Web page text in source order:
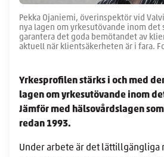
Pekka Ojaniemi, överinspektör vid
nya lagen om yrkesutövande inom det
garantera det goda bemötandet av
aktuell när klientsäkerheten är i fara.
Yrkesprofilen stärks i och med
lagen om yrkesutövande inom
Jämför med hälsovårdslagen
redan 1993.
Under arbete är det lättillgängliga